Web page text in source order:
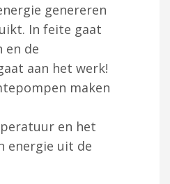
genereren
In feite gaat
en de
aan het werk!
maken
en het
energie uit de